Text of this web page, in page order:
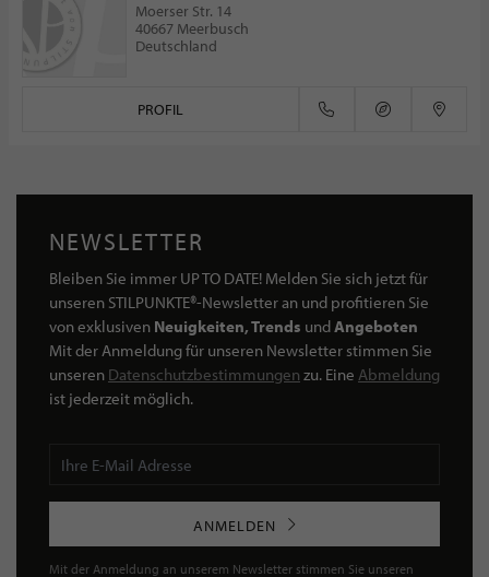
Moerser Str. 14
40667 Meerbusch
Deutschland
PROFIL
NEWSLETTER
Bleiben Sie immer UP TO DATE! Melden Sie sich jetzt für
unseren STILPUNKTE®-Newsletter an und profitieren Sie
von exklusiven Neuigkeiten, Trends undAngeboten
Mit der Anmeldung für unseren Newsletter stimmen Sie
unseren Datenschutzbestimmungen zu. Eine Abmeldung
ist jederzeit möglich.
ANMELDEN
Mit der Anmeldung an unserem Newsletter stimmen Sie unseren